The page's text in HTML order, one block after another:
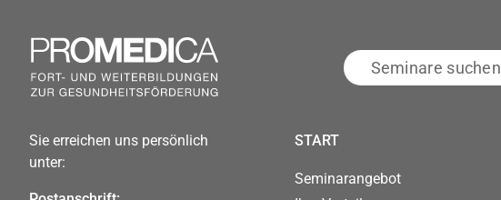
Seminare
suchen…
Sie erreichen uns persönlich
unter:
START
Seminarangebot